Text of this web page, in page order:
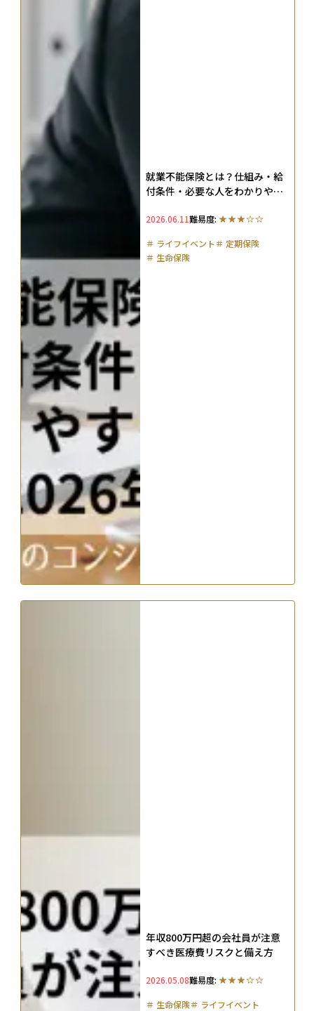
就業不能保険とは？仕組み・給
付条件・必要な人をわかりやす
2026.06.11難易度:
＃ ライフイベント＃ 定期保険
＃ 生命保険
年収800万円超の会社員が注意
すべき医療費リスクと備え方
2026.05.08難易度:
＃ 生命保険＃ ライフイベント